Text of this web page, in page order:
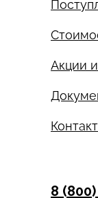
Акции
8